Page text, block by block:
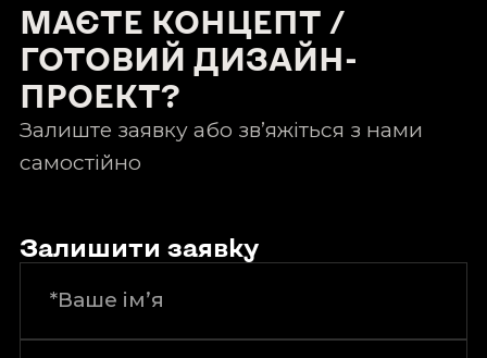
МАЄТЕ КОНЦЕПТ /
ГОТОВИЙ ДИЗАЙН-
ПРОЕКТ?
Залиште заявку або зв’яжіться з нами
самостійно
Залишити заявку